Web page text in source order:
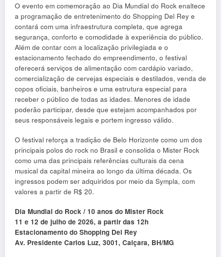
O evento em comemoração ao Dia Mundial do Rock enaltece
a programação de entretenimento do Shopping Del Rey e
contará com uma infraestrutura completa, que agrega
segurança, conforto e comodidade à experiência do público.
Além de contar com a localização privilegiada e o
estacionamento fechado do empreendimento, o festival
oferecerá serviços de alimentação com cardápio variado,
comercialização de cervejas especiais e destilados, venda de
copos oficiais, banheiros e uma estrutura especial para
receber o público de todas as idades. Menores de idade
poderão participar, desde que estejam acompanhados por
seus responsáveis legais e portem ingresso válido.
O festival reforça a tradição de Belo Horizonte como um dos
principais polos do rock no Brasil e consolida o Mister Rock
como uma das principais referências culturais da cena
musical da capital mineira ao longo da última década. Os
ingressos podem ser adquiridos por meio da Sympla, com
valores a partir de R$ 20.
Dia Mundial do Rock / 10 anos do Mister Rock
11 e 12 de julho de 2026, a partir das 12h
Estacionamento do Shopping Del Rey
Av. Presidente Carlos Luz, 3001, Caiçara, BH/MG